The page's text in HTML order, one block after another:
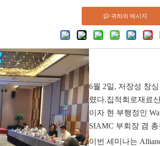
귀하의 메시지
6월 2일, 저장성 창
렸다.집적회로재료
이자 현 부행정인
SIAMC 부회장 겸
이번 세미나는